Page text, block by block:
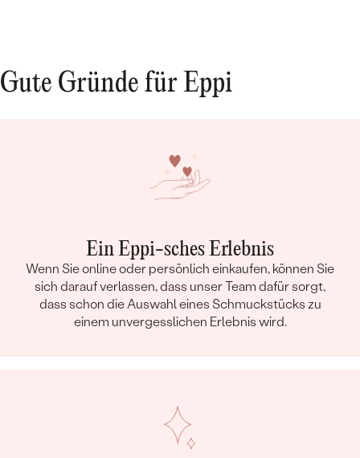
Gute Gründe für Eppi
Ein Eppi-sches Erlebnis
Wenn Sie online oder persönlich einkaufen, können Sie
sich darauf verlassen, dass unser Team dafür sorgt,
dass schon die Auswahl eines Schmuckstücks zu
einem unvergesslichen Erlebnis wird.